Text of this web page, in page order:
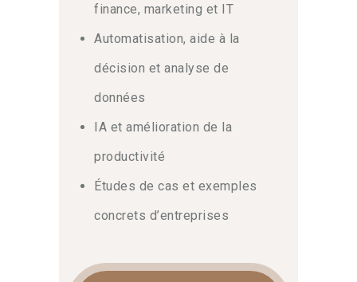
finance, marketing et IT
Automatisation, aide à la
décision et analyse de
données
IA et amélioration de la
productivité
Études de cas et exemples
concrets d’entreprises